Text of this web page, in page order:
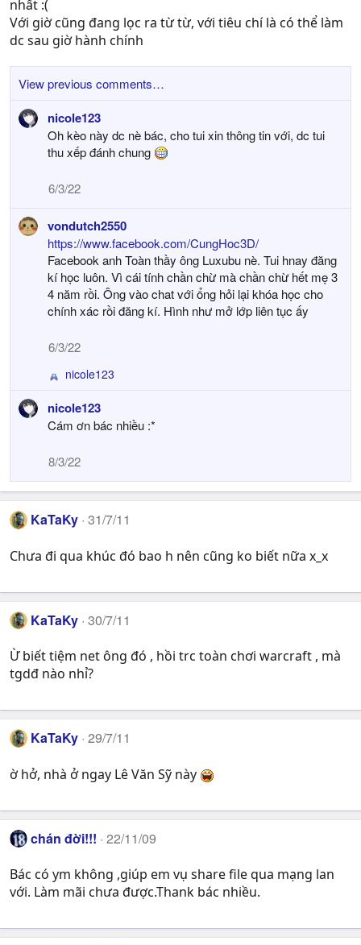
nhất :(
Với giờ cũng đang lọc ra từ từ, với tiêu chí là có thể làm
dc sau giờ hành chính
View previous comments…
nicole123
Oh kèo này dc nè bác, cho tui xin thông tin với, dc tui
thu xếp đánh chung
6/3/22
vondutch2550
https://www.facebook.com/CungHoc3D/
Facebook anh Toàn thầy ông Luxubu nè. Tui hnay đăng
kí học luôn. Vì cái tính chần chừ mà chần chừ hết mẹ 3
4 năm rồi. Ông vào chat với ổng hỏi lại khóa học cho
chính xác rồi đăng kí. Hình như mở lớp liên tục ấy
6/3/22
R
a
c
n
s
:
nicole123
nicole123
Cám ơn bác nhiều :*
8/3/22
KaTaKy 31/7/11
Chưa đi qua khúc đó bao h nên cũng ko biết nữa x_x
KaTaKy 30/7/11
Ừ biết tiệm net ông đó , hồi trc toàn chơi warcraft , mà
tgdđ nào nhỉ?
KaTaKy 29/7/11
ờ hở, nhà ở ngay Lê Văn Sỹ này
chán đời!!! 22/11/09
Bác có ym không ,giúp em vụ share file qua mạng lan
với. Làm mãi chưa được.Thank bác nhiều.